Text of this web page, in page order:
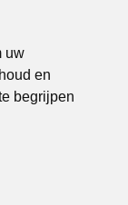
uw
en
begrijpen